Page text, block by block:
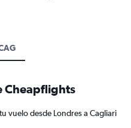
Cheapflights
vuelo desde Londres a Cagliari